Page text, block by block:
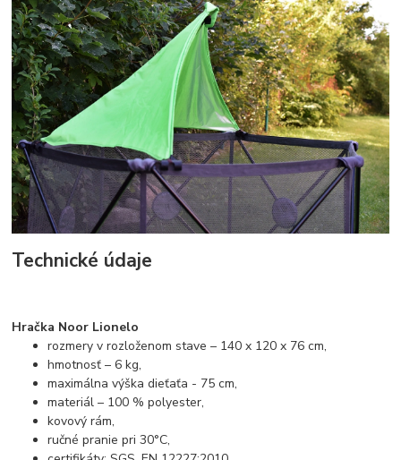
Technické údaje
Hračka Noor Lionelo
rozmery v rozloženom stave – 140 x 120 x 76 cm,
hmotnosť – 6 kg,
maximálna výška dieťaťa - 75 cm,
materiál – 100 % polyester,
kovový rám,
ručné pranie pri 30°C,